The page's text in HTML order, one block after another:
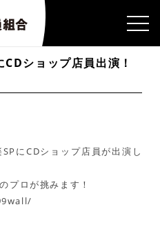
CDショップ店員出演！
にCDショップ店員が出演し
プロが挑みます！